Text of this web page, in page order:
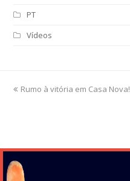
PT
Vídeos
previous
Rumo à vitória em Casa Nova!